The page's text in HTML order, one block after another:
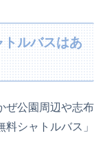
ルバスはあ
ぜ公園周辺や志布
シャトルバス」